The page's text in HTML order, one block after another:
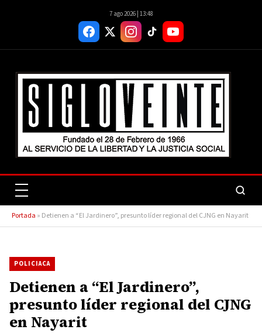
7 ago 2026 | 13:48
Portada » Detienen a “El Jardinero”, presunto líder regional del CJNG en Nayarit
POLICIACA
Detienen a “El Jardinero”,
presunto líder regional del CJNG
en Nayarit